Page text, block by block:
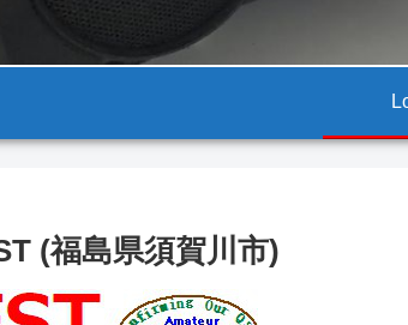
(福島県須賀川市)